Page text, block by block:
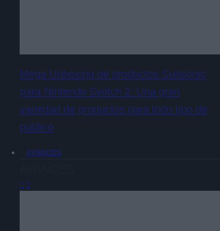
Mega Unboxing de productos Subsonic
para Nintendo Switch 2. Una gran
variedad de productos para todo tipo de
público
AVANCES